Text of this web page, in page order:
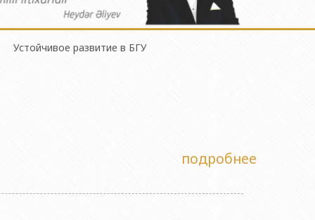
при Министерстве Науки и Образования
и Образования Азербайджанской Республики
Устойчивое развитие в БГУ
подробнее